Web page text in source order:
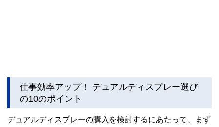
仕事効率アップ！ デュアルディスプレー選び
の10のポイント
デュアルディスプレーの購入を検討するにあたって、まず